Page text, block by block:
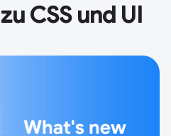
CSS und UI